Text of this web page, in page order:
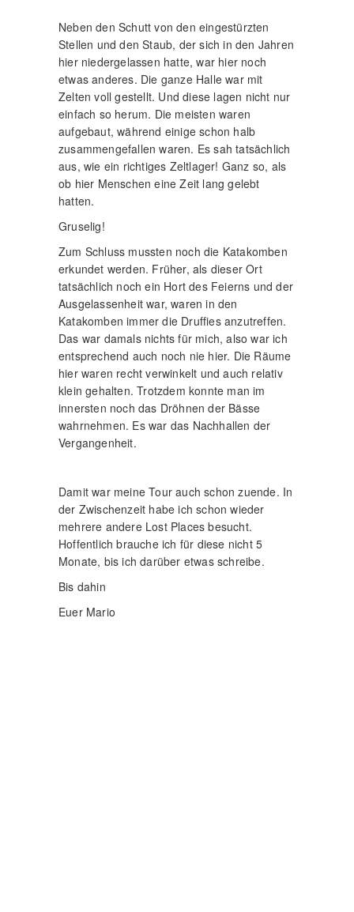
Neben den Schutt von den eingestürzten
Stellen und den Staub, der sich in den Jahren
hier niedergelassen hatte, war hier noch
etwas anderes. Die ganze Halle war mit
Zelten voll gestellt. Und diese lagen nicht nur
einfach so herum. Die meisten waren
aufgebaut, während einige schon halb
zusammengefallen waren. Es sah tatsächlich
aus, wie ein richtiges Zeltlager! Ganz so, als
ob hier Menschen eine Zeit lang gelebt
hatten.
Gruselig!
Zum Schluss mussten noch die Katakomben
erkundet werden. Früher, als dieser Ort
tatsächlich noch ein Hort des Feierns und der
Ausgelassenheit war, waren in den
Katakomben immer die Druffies anzutreffen.
Das war damals nichts für mich, also war ich
entsprechend auch noch nie hier. Die Räume
hier waren recht verwinkelt und auch relativ
klein gehalten. Trotzdem konnte man im
innersten noch das Dröhnen der Bässe
wahrnehmen. Es war das Nachhallen der
Vergangenheit.
Damit war meine Tour auch schon zuende. In
der Zwischenzeit habe ich schon wieder
mehrere andere Lost Places besucht.
Hoffentlich brauche ich für diese nicht 5
Monate, bis ich darüber etwas schreibe.
Bis dahin
Euer Mario